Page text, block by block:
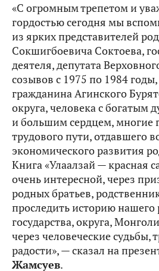
«С огромным трепетом и
гордостью сегодня мы
из ярких представителей
Сокшигбоевича Соктоева,
деятеля, депутата
созывов с 1975 по 1984
гражданина Агинского
округа, человека с богатым
и большим сердцем, многие
трудового пути, отдавшего
экономического развития
Книга «Улаалзай — красная
очень интересной, через
родных братьев,
проследить историю нашего
государства, округа,
через человеческие судьбы,
радости», — сказал на
Жамсуев.